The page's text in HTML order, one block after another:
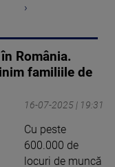
›
România.
familiile de
16-07-2025 | 19:31
Cu peste
600.000 de
locuri de muncă